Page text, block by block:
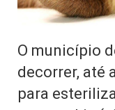
O município
decorrer, até
para